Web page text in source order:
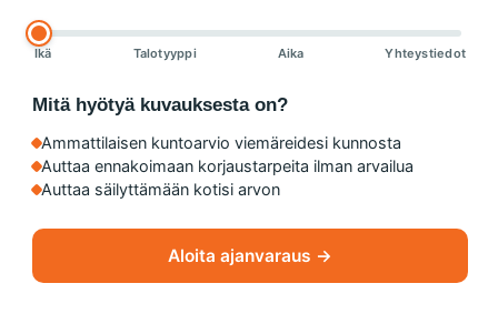
Ikä Talotyyppi Aika Yhteystiedot
Mitä hyötyä kuvauksesta on?
Ammattilaisen kuntoarvio viemäreidesi kunnosta
Auttaa ennakoimaan korjaustarpeita ilman arvailua
Auttaa säilyttämään kotisi arvon
Aloita ajanvaraus →